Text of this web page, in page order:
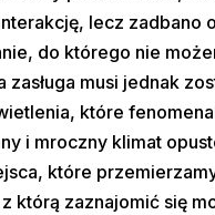
lecz zadbano
do którego nie
zasługa musi jednak
które
i mroczny klimat
które
którą zaznajomić się